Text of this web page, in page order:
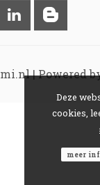
|Powered
Deze
cookies,
meer